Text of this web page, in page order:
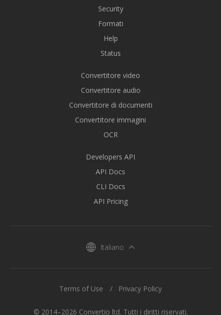
Security
Formati
Help
Status
Convertitore video
Convertitore audio
Convertitore di documenti
Convertitore immagini
OCR
Developers API
API Docs
CLI Docs
API Pricing
Italiano
© 2014–2026 Convertio ltd. Tutti i diritti riservati.
Terms of Use Privacy Policy